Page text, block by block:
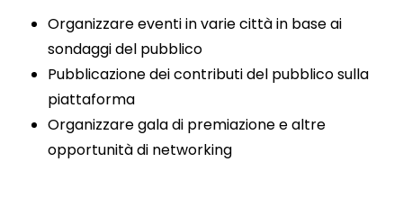
Organizzare eventi in varie città in base ai
sondaggi del pubblico
Pubblicazione dei contributi del pubblico sulla
piattaforma
Organizzare gala di premiazione e altre
opportunità di networking